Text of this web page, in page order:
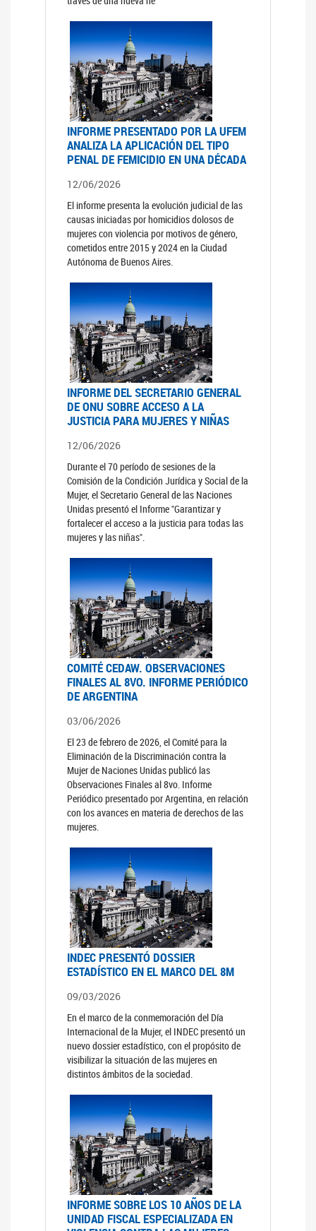
INFORME PRESENTADO POR LA UFEM
ANALIZA LA APLICACIÓN DEL TIPO
PENAL DE FEMICIDIO EN UNA DÉCADA
12/06/2026
El informe presenta la evolución judicial de las
causas iniciadas por homicidios dolosos de
mujeres con violencia por motivos de género,
cometidos entre 2015 y 2024 en la Ciudad
Autónoma de Buenos Aires.
INFORME DEL SECRETARIO GENERAL
DE ONU SOBRE ACCESO A LA
JUSTICIA PARA MUJERES Y NIÑAS
12/06/2026
Durante el 70 período de sesiones de la
Comisión de la Condición Jurídica y Social de la
Mujer, el Secretario General de las Naciones
Unidas presentó el Informe "Garantizar y
fortalecer el acceso a la justicia para todas las
mujeres y las niñas".
COMITÉ CEDAW. OBSERVACIONES
FINALES AL 8VO. INFORME PERIÓDICO
DE ARGENTINA
03/06/2026
El 23 de febrero de 2026, el Comité para la
Eliminación de la Discriminación contra la
Mujer de Naciones Unidas publicó las
Observaciones Finales al 8vo. Informe
Periódico presentado por Argentina, en relación
con los avances en materia de derechos de las
mujeres.
INDEC PRESENTÓ DOSSIER
ESTADÍSTICO EN EL MARCO DEL 8M
09/03/2026
En el marco de la conmemoración del Día
Internacional de la Mujer, el INDEC presentó un
nuevo dossier estadístico, con el propósito de
visibilizar la situación de las mujeres en
distintos ámbitos de la sociedad.
INFORME SOBRE LOS 10 AÑOS DE LA
UNIDAD FISCAL ESPECIALIZADA EN